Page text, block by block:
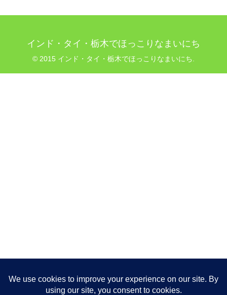
インド・タイ・栃木でほっこりなまいにち
© 2015 インド・タイ・栃木でほっこりなまいにち.